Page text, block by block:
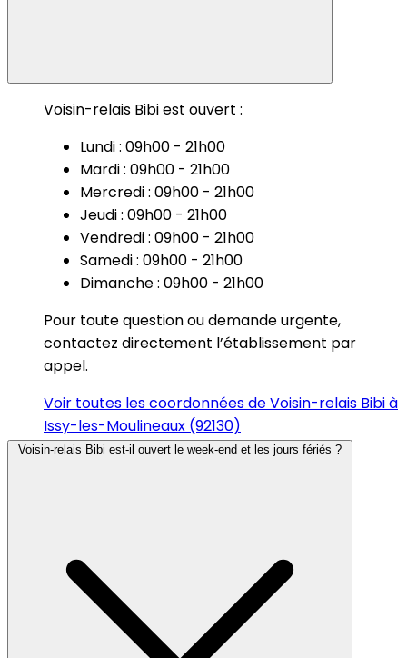
Voisin-relais Bibi est ouvert :
Lundi : 09h00 - 21h00
Mardi : 09h00 - 21h00
Mercredi : 09h00 - 21h00
Jeudi : 09h00 - 21h00
Vendredi : 09h00 - 21h00
Samedi : 09h00 - 21h00
Dimanche : 09h00 - 21h00
Pour toute question ou demande urgente,
contactez directement l’établissement par
appel.
Voir toutes les coordonnées de Voisin-relais Bibi à
Issy-les-Moulineaux (92130)
Voisin-relais Bibi est-il ouvert le week-end et les jours fériés ?